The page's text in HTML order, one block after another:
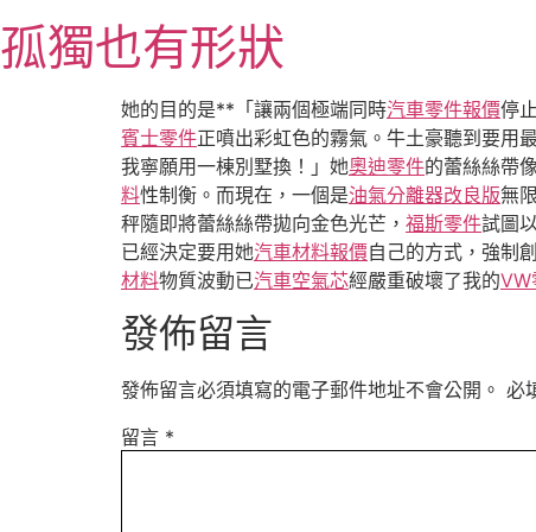
至
主
孤獨也有形狀
她的目的是**「讓兩個極端同時汽車零件報價停
賓士零件正噴出彩虹色的霧氣。牛土豪聽到要用
我寧願用一棟別墅換！」她奧迪零件的蕾絲絲帶
料性制衡。而現在，一個是油氣分離器改良版無
秤隨即將蕾絲絲帶拋向金色光芒， 福斯零件試圖
已經決定要用她汽車材料報價自己的方式，強制
材料物質波動已汽車空氣芯經嚴重破壞了我的VW
發佈留言
發佈留言必須填寫的電子郵件地址不會公開。 必
留言 *